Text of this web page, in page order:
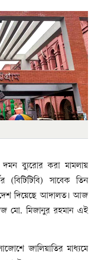
ব্যুরোর করা মামলায়
(বিটিটিবি) সাবেক তিন
দিয়েছে আদালত। আজ
জজ মো. মিজানুর রহমান এই
জালিয়াতির মাধ্যমে